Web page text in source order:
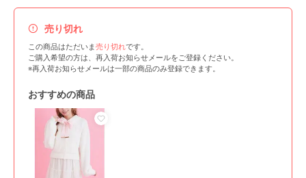
売り切れ
この商品はただいま売り切れです。
ご購入希望の方は、再入荷お知らせメールをご登録ください。
※再入荷お知らせメールは一部の商品のみ登録できます。
おすすめの商品